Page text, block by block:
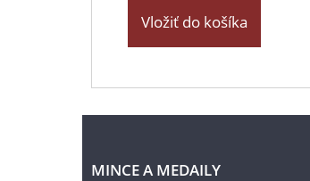
Vložiť do košíka
MINCE A MEDAILY